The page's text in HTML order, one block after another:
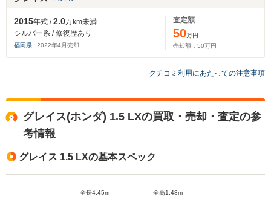
2015年式 /2.0万km未満
シルバー系 / 修復歴あり
福岡県 2022年4月売却
査定額
50万円
売却額： 50万円
クチコミ利用にあたっての注意事項
グレイス(ホンダ) 1.5 LXの買取・売却・査定の参
考情報
グレイス 1.5 LXの基本スペック
全長4.45m 全高1.48m